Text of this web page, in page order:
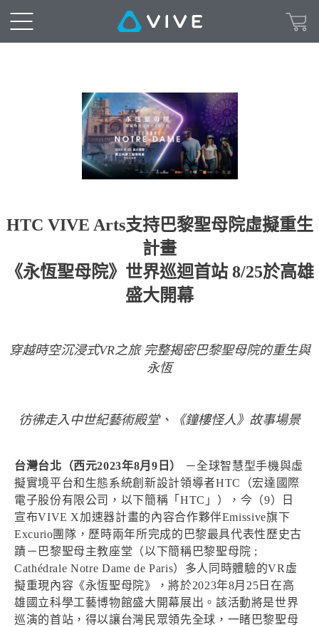
HTC VIVE Arts支持巴黎聖母院虛擬重生
計畫
《永恆聖母院》世界巡迴首站 8/25於高雄
盛大開幕
穿越時空沉浸式VR之旅 完整揭密巴黎聖母院的重生與
永恆
彷彿走入中世紀藝術殿堂、《鐘樓怪人》故事場景
台灣台北（西元2023年8月9日）
－全球智慧型手機與虛
擬實境平台和生態系統創新設計領導者HTC（宏達國際
電子股份有限公司，以下簡稱「HTC」），今（9）日
宣布VIVE X加速器計畫的內容合作夥伴Emissive旗下
Excurio團隊，歷時兩年所完成的巴黎最具代表性歷史古
蹟－巴黎聖母主教座堂（以下簡稱巴黎聖母院 ;
Cathédrale Notre Dame de Paris）多人同時體驗的VR虛
擬重現內容《永恆聖母院》，將於2023年8月25日在高
雄國立科學工藝博物館盛大開幕展出。該活動將是世界
巡演的首站，得以讓台灣民眾領先全球，一睹巴黎聖母